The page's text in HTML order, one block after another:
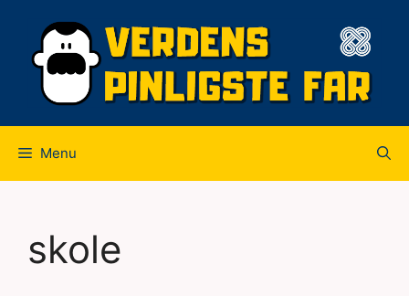
indhold
Menu
skole